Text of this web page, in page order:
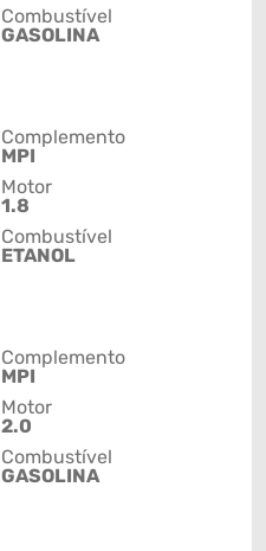
Combustível
GASOLINA
Complemento
MPI
Motor
1.8
Combustível
ETANOL
Complemento
MPI
Motor
2.0
Combustível
GASOLINA